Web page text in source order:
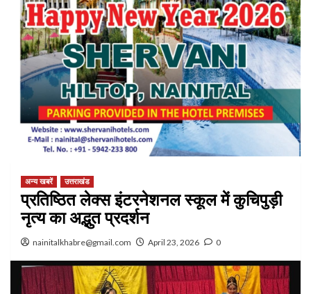
अन्य खबरें उत्तराखंड
प्रतिष्ठित लेक्स इंटरनेशनल स्कूल में कुचिपुड़ी
नृत्य का अद्भुत प्रदर्शन
nainitalkhabre@gmail.com April 23, 2026 0